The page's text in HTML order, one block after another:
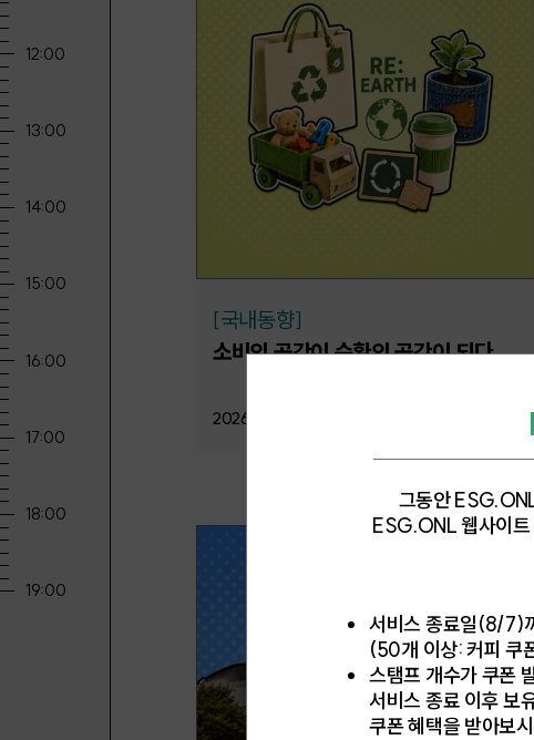
[국내동향]
소비의 공간이 순환의 공간이 되다
2026.08.06
그동안
ESG.ONL 웹사이
서비스 종료일(8/7)
(50개 이상: 커피 쿠
스탬프 개수가 쿠폰
서비스 종료 이후 보
쿠폰 혜택을 받아보